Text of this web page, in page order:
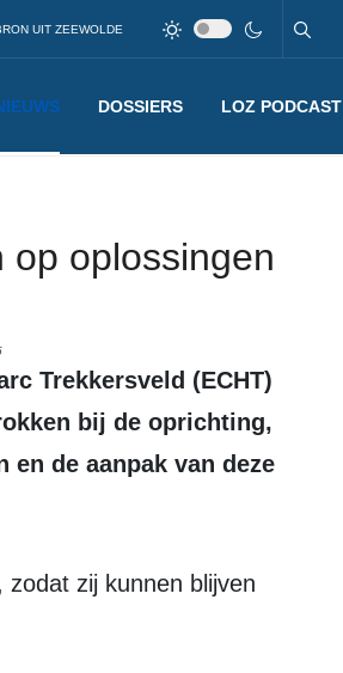
UIT ZEEWOLDE
DOSSIERS LOZ PODCAST
op oplossingen
bij de oprichting,
de aanpak van deze